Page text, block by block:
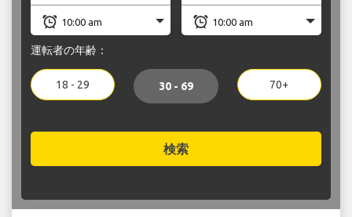
運転者の年齢：
18 - 29 30 - 69 70+
検索